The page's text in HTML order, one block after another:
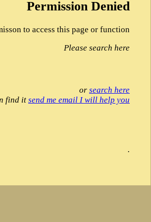
Permission Denied
to access this page or function
Please search here
or search here
find it send me email I will help you
.